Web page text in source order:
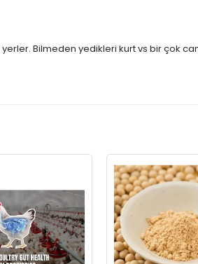
Bilmeden yedikleri kurt vs bir çok